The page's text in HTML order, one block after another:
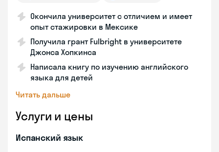
Окончила университет с отличием и имеет
опыт стажировки в Мексике
Получила грант Fulbright в университете
Джонса Хопкинса
Написала книгу по изучению английского
языка для детей
Читать дальше
Услуги и цены
Испанский язык